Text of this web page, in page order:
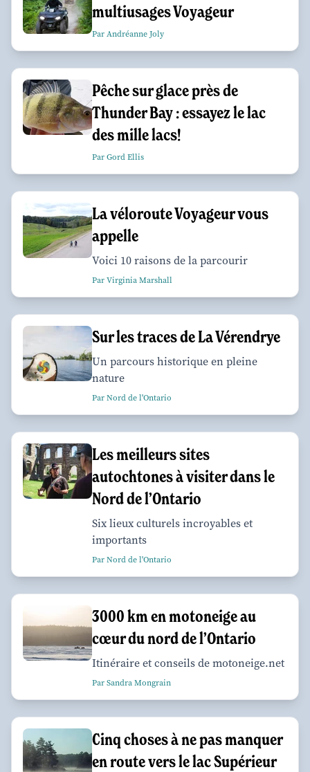
multiusages Voyageur
Par Andréanne Joly
Pêche sur glace près de
Thunder Bay : essayez le lac
des mille lacs!
Par Gord Ellis
La véloroute Voyageur vous
appelle
Voici 10 raisons de la parcourir
Par Virginia Marshall
Sur les traces de La Vérendrye
Un parcours historique en pleine
nature
Par Nord de l'Ontario
Les meilleurs sites
autochtones à visiter dans le
Nord de l’Ontario
Six lieux culturels incroyables et
importants
Par Nord de l'Ontario
3000 km en motoneige au
cœur du nord de l’Ontario
Itinéraire et conseils de motoneige.net
Par Sandra Mongrain
Cinq choses à ne pas manquer
en route vers le lac Supérieur